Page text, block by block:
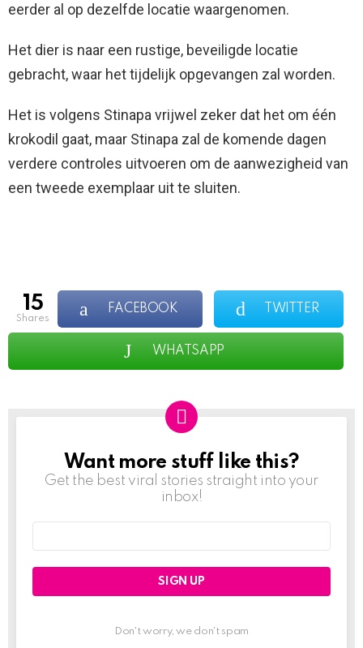
eerder al op dezelfde locatie waargenomen.
Het dier is naar een rustige, beveiligde locatie
gebracht, waar het tijdelijk opgevangen zal worden.
Het is volgens Stinapa vrijwel zeker dat het om één
krokodil gaat, maar Stinapa zal de komende dagen
verdere controles uitvoeren om de aanwezigheid van
een tweede exemplaar uit te sluiten.
15
shares
FACEBOOK TWITTER
WHATSAPP
NEWSLETTER
Want more stuff like this?
Get the best viral stories straight into your
inbox!
Don't worry, we don't spam